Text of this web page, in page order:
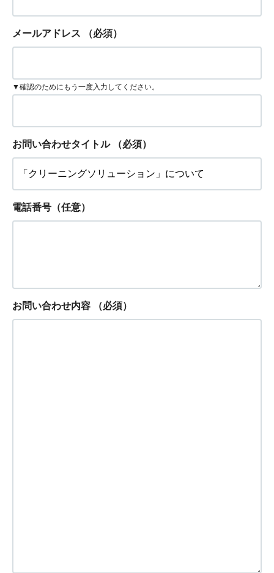
メールアドレス （必須）
▼確認のためにもう一度入力してください。
お問い合わせタイトル （必須）
電話番号（任意）
お問い合わせ内容 （必須）